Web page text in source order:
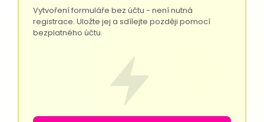
Vytvoření formuláře bez účtu - není nutná
registrace. Uložte jej a sdílejte později pomocí
bezplatného účtu.